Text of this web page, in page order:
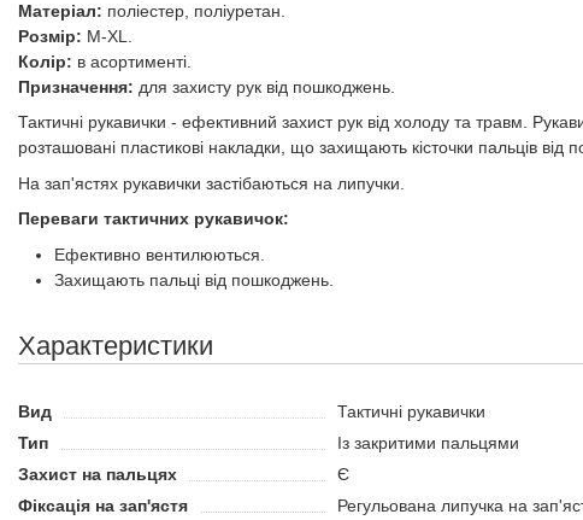
Матеріал: поліестер, поліуретан.
Розмір: М-XL.
Колір: в асортименті.
Призначення: для захисту рук від пошкоджень.
Тактичні рукавички - ефективний захист рук від холоду та травм.
розташовані пластикові накладки, що захищають кісточки пальців від
На зап'ястях рукавички застібаються на липучки.
Переваги тактичних рукавичок:
Ефективно вентилюються.
Захищають пальці від пошкоджень.
Характеристики
Вид
Тактичні рукавички
Тип
Із закритими пальцями
Захист на пальцях
Є
Фіксація на зап'ястя
Регульована липучка на